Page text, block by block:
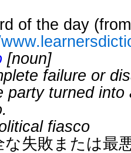
of the day (from
[noun]
failure or
party turned
fiasco
失敗または最